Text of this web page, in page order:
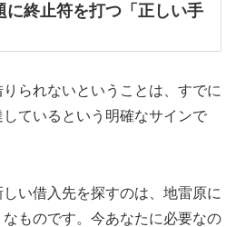
に終止符を打つ「正しい手
られないということは、すでに
ているという明確なサインで
い借入先を探すのは、地雷原に
ものです。今あなたに必要なの